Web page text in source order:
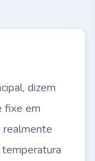
dizem
fixe em
realmente